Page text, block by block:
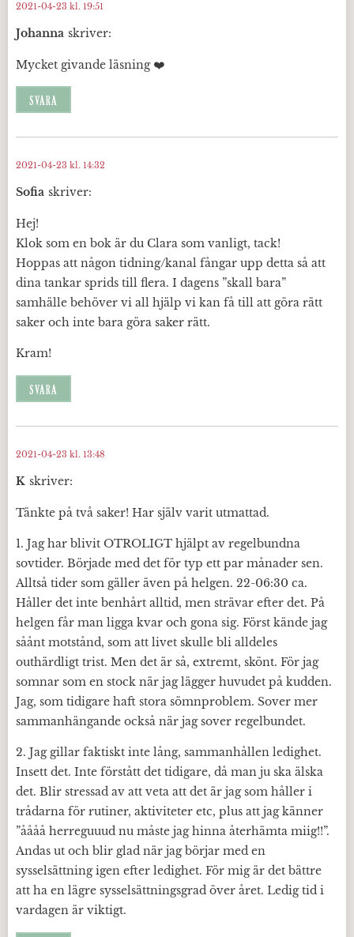
Johanna skriver:
2021-04-23 kl. 19:51
Mycket givande läsning ❤️
SVARA
Sofia skriver:
2021-04-23 kl. 14:32
Hej!
Klok som en bok är du Clara som vanligt, tack!
Hoppas att någon tidning/kanal fångar upp detta så att
dina tankar sprids till flera. I dagens ”skall bara”
samhälle behöver vi all hjälp vi kan få till att göra rätt
saker och inte bara göra saker rätt.
Kram!
SVARA
K skriver:
2021-04-23 kl. 13:48
Tänkte på två saker! Har själv varit utmattad.
1. Jag har blivit OTROLIGT hjälpt av regelbundna
sovtider. Började med det för typ ett par månader sen.
Alltså tider som gäller även på helgen. 22-06:30 ca.
Håller det inte benhårt alltid, men strävar efter det. På
helgen får man ligga kvar och gona sig. Först kände jag
såånt motstånd, som att livet skulle bli alldeles
outhärdligt trist. Men det är så, extremt, skönt. För jag
somnar som en stock när jag lägger huvudet på kudden.
Jag, som tidigare haft stora sömnproblem. Sover mer
sammanhängande också när jag sover regelbundet.
2. Jag gillar faktiskt inte lång, sammanhållen ledighet.
Insett det. Inte förstått det tidigare, då man ju ska älska
det. Blir stressad av att veta att det är jag som håller i
trådarna för rutiner, aktiviteter etc, plus att jag känner
”åååå herreguuud nu måste jag hinna återhämta miig!!”.
Andas ut och blir glad när jag börjar med en
sysselsättning igen efter ledighet. För mig är det bättre
att ha en lägre sysselsättningsgrad över året. Ledig tid i
vardagen är viktigt.